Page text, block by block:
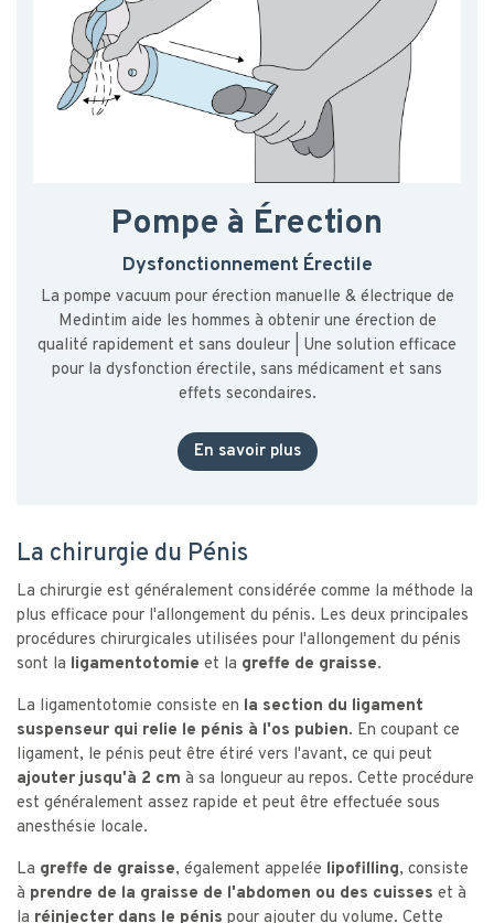
Pompe à Érection
Dysfonctionnement Érectile
La pompe vacuum pour érection manuelle & électrique de
Medintim aide les hommes à obtenir une érection de
qualité rapidement et sans douleur | Une solution efficace
pour la dysfonction érectile, sans médicament et sans
effets secondaires.
En savoir plus
La chirurgie du Pénis
La chirurgie est généralement considérée comme la méthode la
plus efficace pour l'allongement du pénis. Les deux principales
procédures chirurgicales utilisées pour l'allongement du pénis
sont la ligamentotomie et la greffe de graisse.
La ligamentotomie consiste en la section du ligament
suspenseur qui relie le pénis à l'os pubien. En coupant ce
ligament, le pénis peut être étiré vers l'avant, ce qui peut
ajouter jusqu'à 2 cm à sa longueur au repos. Cette procédure
est généralement assez rapide et peut être effectuée sous
anesthésie locale.
La greffe de graisse, également appelée lipofilling, consiste
à prendre de la graisse de l'abdomen ou des cuisses et à
la réinjecter dans le pénis pour ajouter du volume. Cette